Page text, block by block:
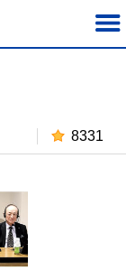
8331